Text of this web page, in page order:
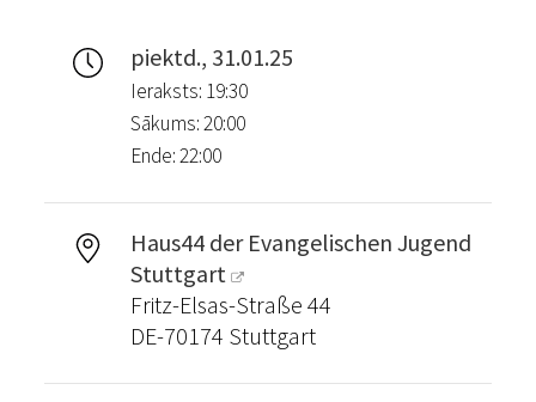
piektd., 31.01.25
Ieraksts: 19:30
Sākums: 20:00
Ende: 22:00
Haus44 der Evangelischen Jugend
Stuttgart
Fritz-Elsas-Straße 44
DE-70174 Stuttgart